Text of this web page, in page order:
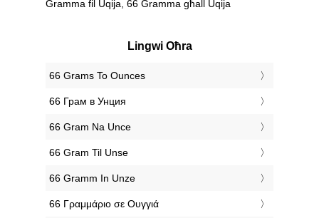
Gramma fil Uqija, 66 Gramma għall Uqija
Lingwi Oħra
‎66 Grams To Ounces
‎66 Грам в Унция
‎66 Gram Na Unce
‎66 Gram Til Unse
‎66 Gramm In Unze
‎66 Γραμμάριο σε Ουγγιά